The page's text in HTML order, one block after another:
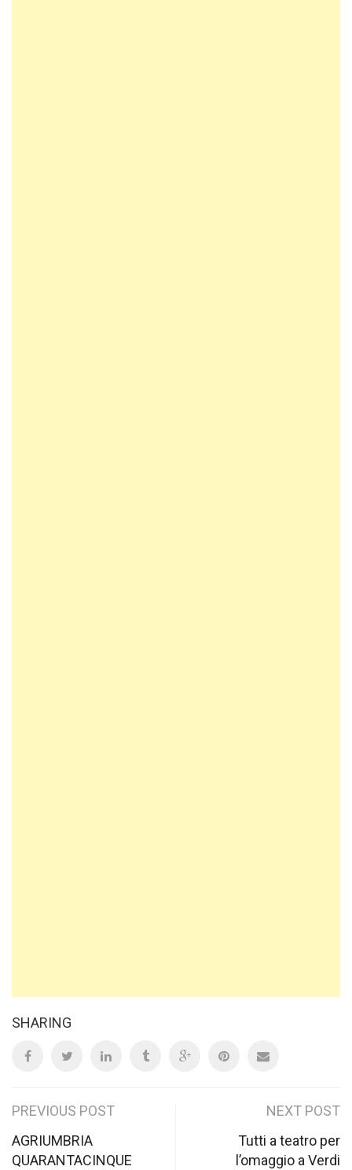
SHARING
Post
navigation
PREVIOUS POST
AGRIUMBRIA
QUARANTACINQUE
NEXT POST
Tutti a teatro per
l’omaggio a Verdi